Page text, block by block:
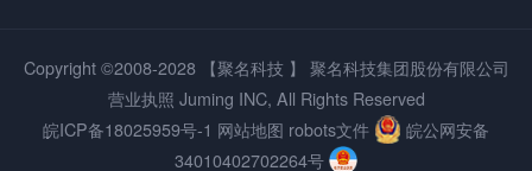
Copyright ©2008-2028 【聚名科技 】 聚名科技集团股份有限公司
营业执照 Juming INC, All Rights Reserved
皖ICP备18025959号-1 网站地图 robots文件
皖公网安备
34010402702264号